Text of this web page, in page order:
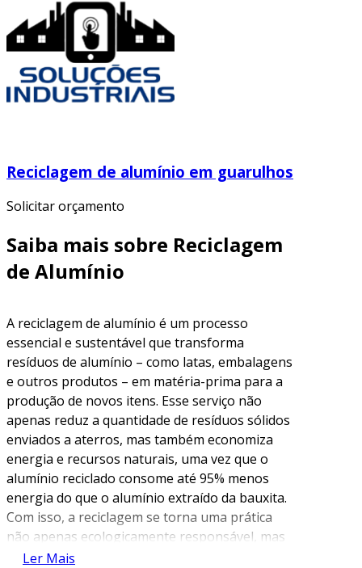
Reciclagem de alumínio em guarulhos
Solicitar orçamento
Saiba mais sobre Reciclagem
de Alumínio
A reciclagem de alumínio é um processo
essencial e sustentável que transforma
resíduos de alumínio – como latas, embalagens
e outros produtos – em matéria-prima para a
produção de novos itens. Esse serviço não
apenas reduz a quantidade de resíduos sólidos
enviados a aterros, mas também economiza
energia e recursos naturais, uma vez que o
alumínio reciclado consome até 95% menos
energia do que o alumínio extraído da bauxita.
Com isso, a reciclagem se torna uma prática
não apenas ecologicamente responsável, mas
também economicamente inteligente.
Ler Mais